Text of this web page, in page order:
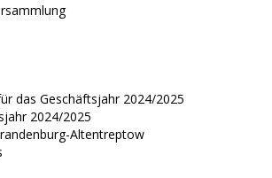
das Geschäftsjahr 2024/2025
2024/2025
Altentreptow